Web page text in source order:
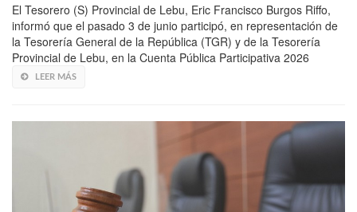
El Tesorero (S) Provincial de Lebu, Eric Francisco Burgos Riffo,
informó que el pasado 3 de junio participó, en representación de
la Tesorería General de la República (TGR) y de la Tesorería
Provincial de Lebu, en la Cuenta Pública Participativa 2026
LEER MÁS